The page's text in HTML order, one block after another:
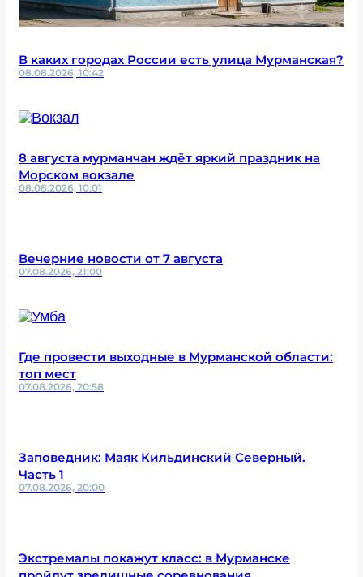
В каких городах России есть улица Мурманская?
08.08.2026, 10:42
8 августа мурманчан ждёт яркий праздник на
Морском вокзале
08.08.2026, 10:01
Вечерние новости от 7 августа
07.08.2026, 21:00
Где провести выходные в Мурманской области:
топ мест
07.08.2026, 20:58
Заповедник: Маяк Кильдинский Северный.
Часть 1
07.08.2026, 20:00
Экстремалы покажут класс: в Мурманске